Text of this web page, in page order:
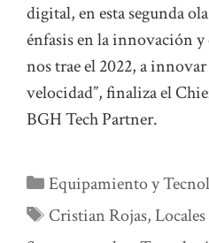
digital, en esta segunda
énfasis en la innovación y
nos trae el 2022, a
velocidad”, finaliza el
BGH Tech Partner.
Categorías
Equipamiento y
Etiquetas
Cristian Rojas,